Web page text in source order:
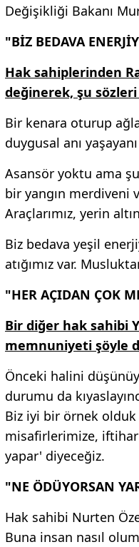
Değişikliği Bakanı
"BİZ BEDAVA
Hak sahiplerinden
değinerek, şu sözleri
Bir kenara oturup
duygusal anı
Asansör yoktu ama
bir yangın merdiveni
Araçlarımız, yerin
Biz bedava yeşil
atığımız var.
"HER AÇIDAN ÇOK
Bir diğer hak sahibi
memnuniyeti şöyle
Önceki halini
durumu da
Biz iyi bir örnek
misafirlerimize,
yapar' diyeceğiz.
"NE ÖDÜYORSAN
Hak sahibi Nurten
Buna insan nasıl